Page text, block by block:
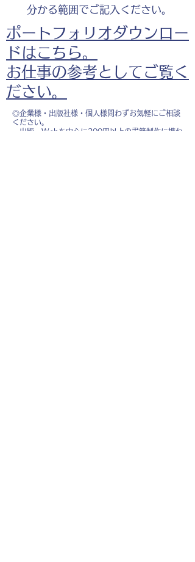
分かる範囲でご記入ください。
ポートフォリオダウンロー
ドはこちら。
お仕事の参考としてご覧く
ださい。
◎企業様・出版社様・個人様問わずお気軽にご相談
ください。
出版・Webを中心に300冊以上の書籍制作に携わ